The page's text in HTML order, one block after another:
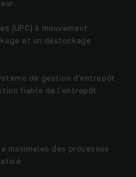
(UPC) à mouvement
et un déstockage
de gestion d'entrepôt
fiable de l'entrepôt.
maximales des processus